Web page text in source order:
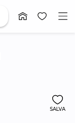
SALVA